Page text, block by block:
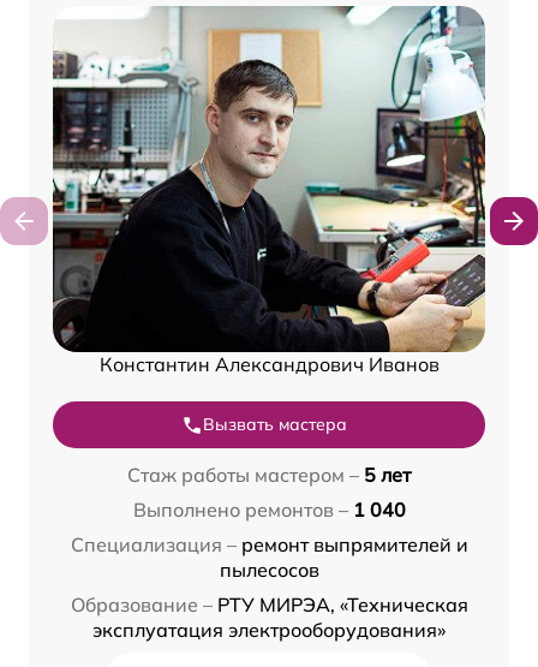
Константин Александрович Иванов
Вызвать мастера
Стаж работы мастером – 5 лет
Выполнено ремонтов – 1 040
Специализация – ремонт выпрямителей и
пылесосов
Образование – РТУ МИРЭА, «Техническая
эксплуатация электрооборудования»